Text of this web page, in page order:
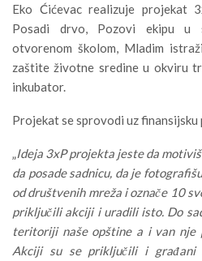
Eko Ćićevac realizuje projekat
Posadi drvo, Pozovi ekipu u
otvorenom školom, Mladim
zaštite životne sredine u okviru
inkubator.
Projekat se sprovodi uz finansijsku
„Ideja 3xP projekta jeste da
da posade sadnicu, da je
od društvenih mreža i označe 10
priključili akciji i uradili isto. Do
teritoriji naše opštine a i van nje
Akciji su se priključili i građani